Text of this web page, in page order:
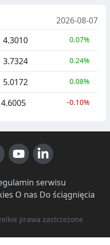
2026-08-07
4.3010 0.07%
3.7324 0.24%
5.0172 0.08%
4.6005 -0.10%
serwisu
O nas Do ściągnięcia
prawa zastrzeżone